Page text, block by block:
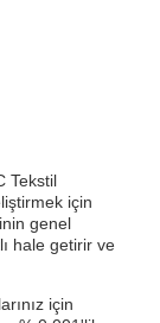
Tekstil
için
genel
hale getirir ve
için